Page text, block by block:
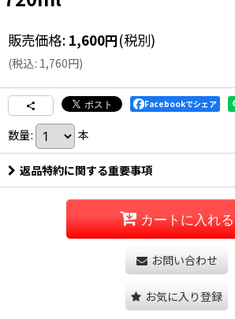
販売価格: 1,600円(税別)
(税込: 1,760円)
Facebookでシェア
数量: 本
返品特約に関する重要事項
カートに入れる
お問い合わせ
お気に入り登録